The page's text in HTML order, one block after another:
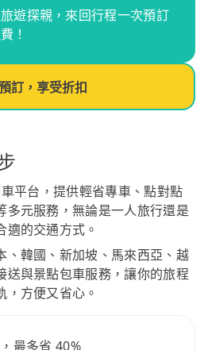
遊探親，來回行程一次預訂
！
訂，享受折扣
平台，提供輕省專車、點對點
多元服務，無論是一人旅行還是
的交通方式。
、韓國、新加坡、馬來西亞、越
送與景點包車服務，讓你的旅程
方便又省心。
最多省 40%